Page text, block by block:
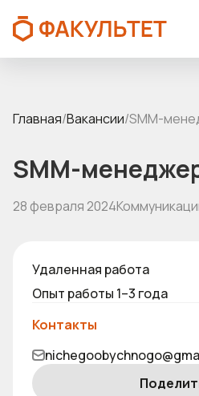
Главная/Вакансии/SММ-
SММ-
28 февраля 2024
Удаленная работа
Опыт работы 1–3 года
Контакты